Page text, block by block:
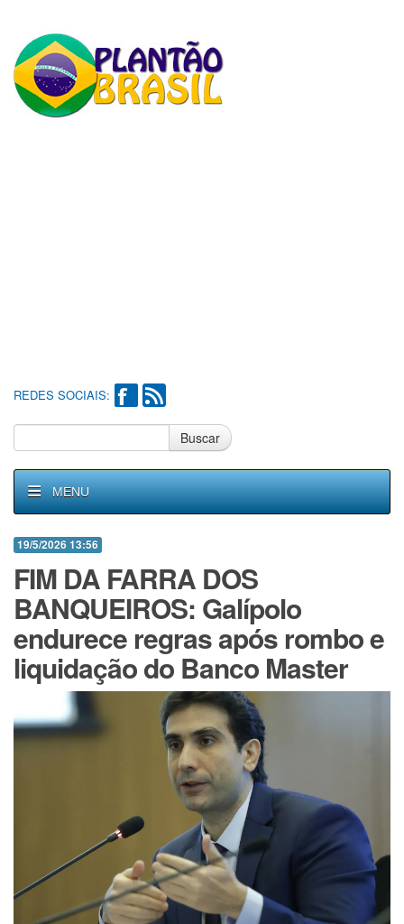
REDES SOCIAIS:
Buscar
MENU
19/5/2026 13:56
FIM DA FARRA DOS
BANQUEIROS: Galípolo
endurece regras após rombo e
liquidação do Banco Master